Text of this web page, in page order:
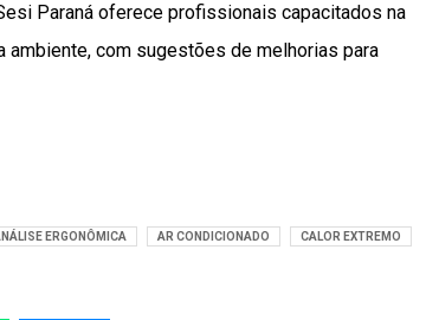
Paraná oferece profissionais capacitados na
ambiente, com sugestões de melhorias para
ERGONÔMICA AR CONDICIONADO CALOR EXTREMO